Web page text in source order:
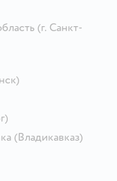
(г. Санкт-
(Владикавказ)